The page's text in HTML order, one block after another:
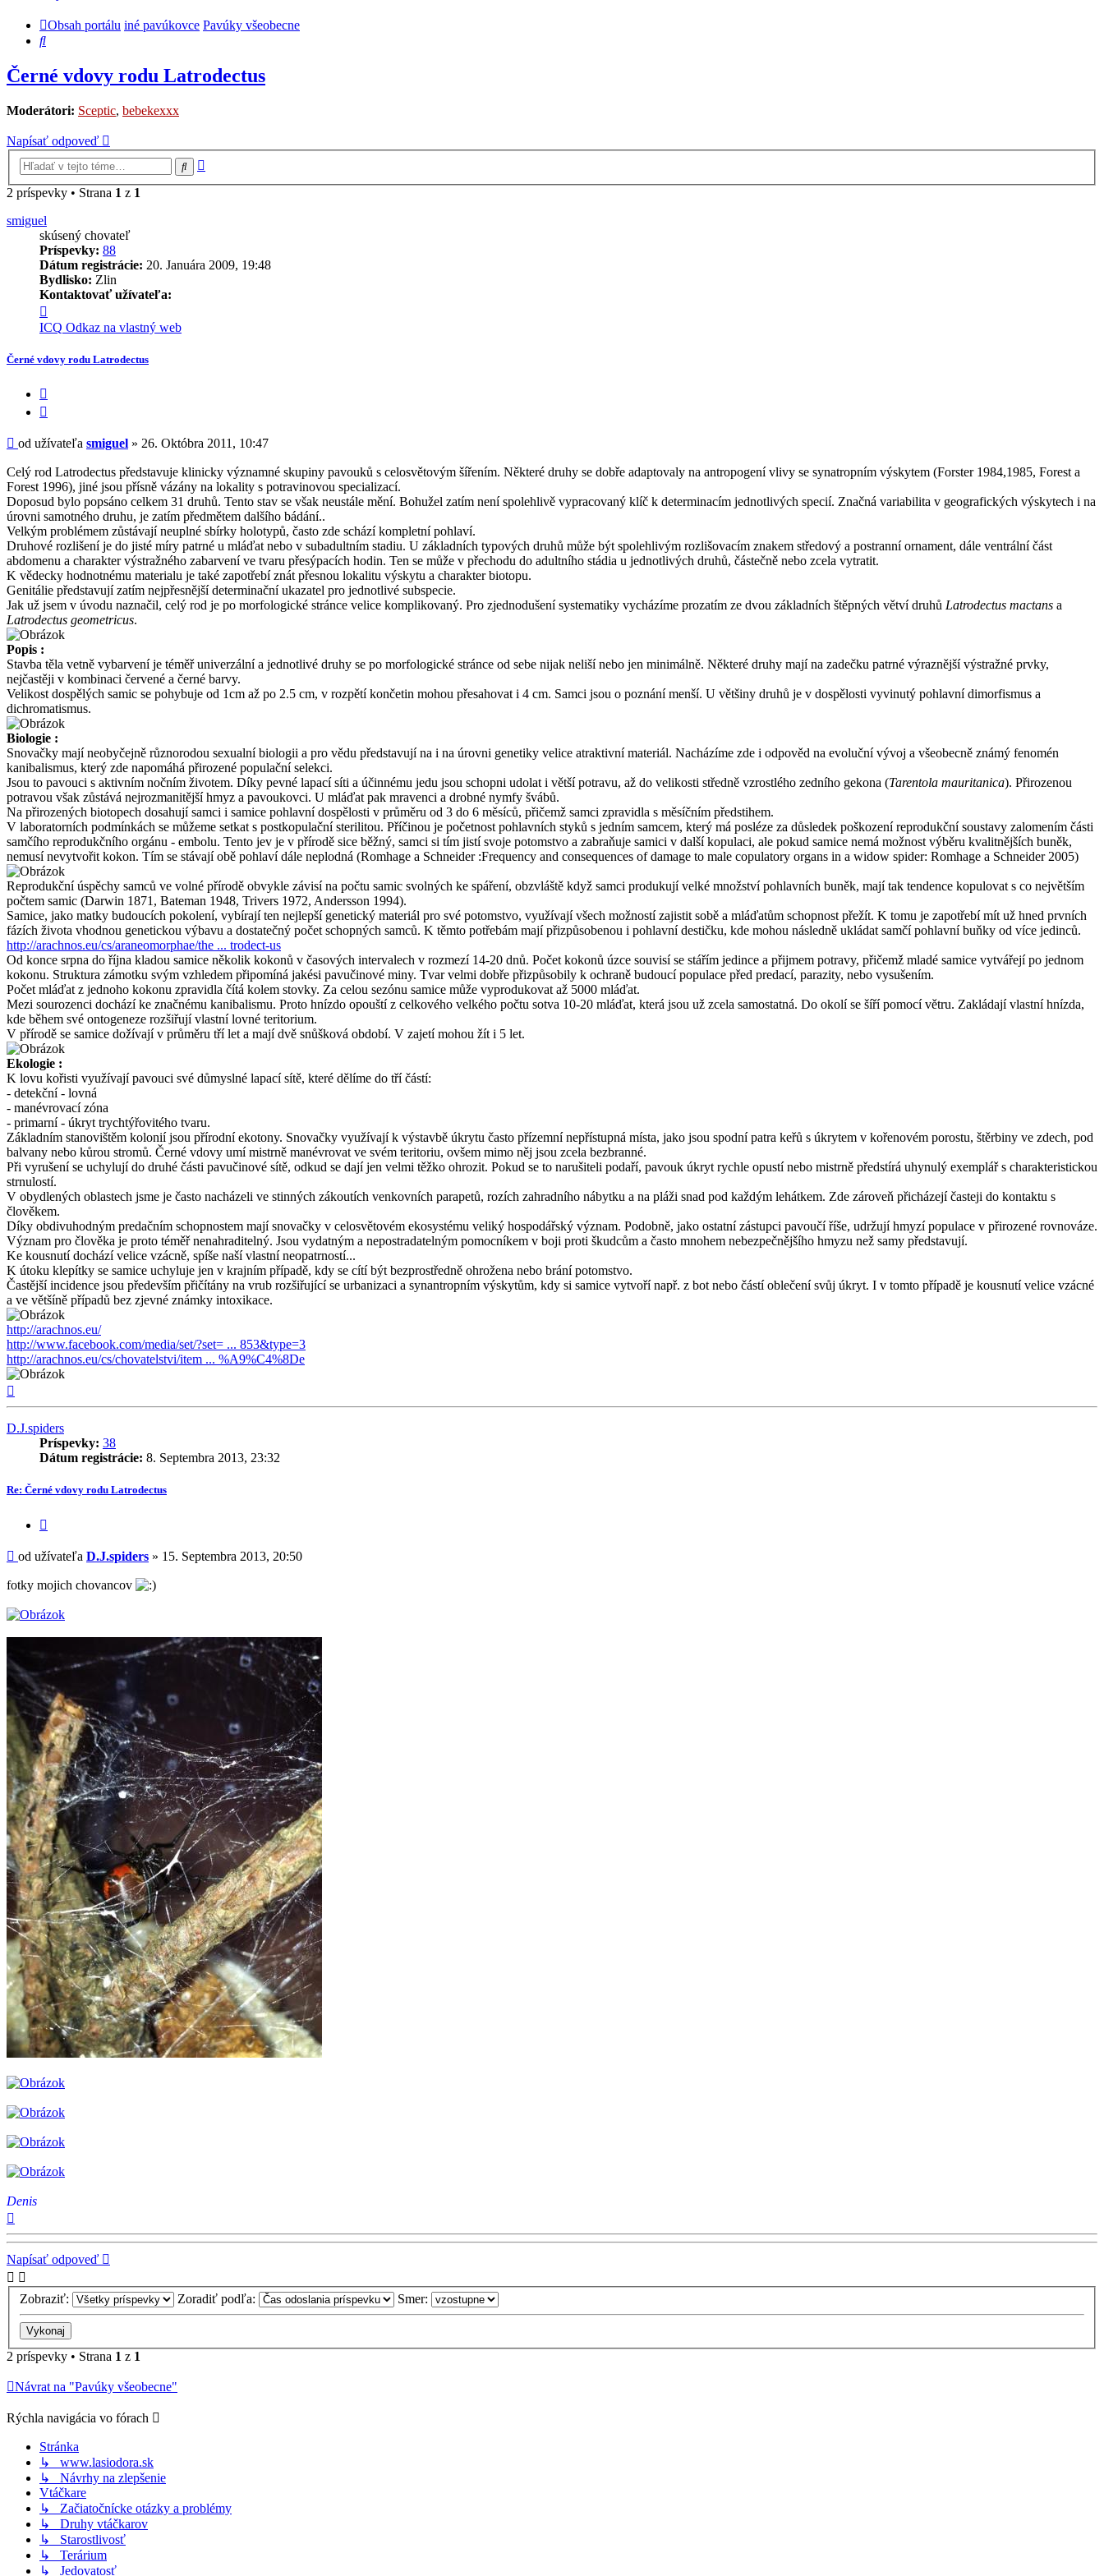
Obsah portálu iné pavúkovce Pavúky všeobecne
Hľadať
Černé vdovy rodu Latrodectus
Moderátori: Sceptic, bebekexxx
Napísať odpoveď
Hľadať
2 príspevky • Strana 1 z 1
smiguel
skúsený chovateľ
Príspevky: 88
Dátum registrácie: 20. Januára 2009, 19:48
Bydlisko: Zlin
Kontaktovať užívateľa:
informácie
užívateľa
-
smiguel
ICQ Odkaz na vlastný web
Černé vdovy rodu Latrodectus
Príspevok
od užívateľa smiguel » 26. Októbra 2011, 10:47
Celý rod Latrodectus představuje klinicky významné skupiny pavouků s celosvětovým šířením. Některé druhy se dobře adaptovaly na antropogení vlivy se synatropním výskytem (Forster 1984,1985, Forest a
Forest 1996), jiné jsou přísně vázány na lokality s potravinovou specializací.
Doposud bylo popsáno celkem 31 druhů. Tento stav se však neustále mění. Bohužel zatím není spolehlivě vypracovaný klíč k determinacím jednotlivých specií. Značná variabilita v geografických výskytech i na
úrovni samotného druhu, je zatím předmětem dalšího bádání..
Velkým problémem zůstávají neuplné sbírky holotypů, často zde schází kompletní pohlaví.
Druhové rozlišení je do jisté míry patrné u mláďat nebo v subadultním stadiu. U základních typových druhů může být spolehlivým rozlišovacím znakem středový a postranní ornament, dále ventrální část
abdomenu a charakter výstražného zabarvení ve tvaru přesýpacích hodin. Ten se může v přechodu do adultního stádia u jednotlivých druhů, částečně nebo zcela vytratit.
K vědecky hodnotnému materialu je také zapotřebí znát přesnou lokalitu výskytu a charakter biotopu.
Genitálie představují zatím nejpřesnější determinační ukazatel pro jednotlivé subspecie.
Jak už jsem v úvodu naznačil, celý rod je po morfologické stránce velice komplikovaný. Pro zjednodušení systematiky vycházíme prozatím ze dvou základních štěpných větví druhů Latrodectus mactans a
Latrodectus geometricus.
Popis :
Stavba těla vetně vybarvení je téměř univerzální a jednotlivé druhy se po morfologické stránce od sebe nijak neliší nebo jen minimálně. Některé druhy mají na zadečku patrné výraznější výstražné prvky,
nejčastěji v kombinaci červené a černé barvy.
Velikost dospělých samic se pohybuje od 1cm až po 2.5 cm, v rozpětí končetin mohou přesahovat i 4 cm. Samci jsou o poznání menší. U většiny druhů je v dospělosti vyvinutý pohlavní dimorfismus a
dichromatismus.
Biologie :
Snovačky mají neobyčejně různorodou sexualní biologii a pro vědu představují na i na úrovni genetiky velice atraktivní materiál. Nacházíme zde i odpověd na evoluční vývoj a všeobecně známý fenomén
kanibalismus, který zde napomáhá přirozené populační selekci.
Jsou to pavouci s aktivním nočním životem. Díky pevné lapací síti a účinnému jedu jsou schopni udolat i větší potravu, až do velikosti středně vzrostlého zedního gekona (Tarentola mauritanica). Přirozenou
potravou však zůstává nejrozmanitější hmyz a pavoukovci. U mláďat pak mravenci a drobné nymfy švábů.
Na přirozených biotopech dosahují samci i samice pohlavní dospělosti v průměru od 3 do 6 měsíců, přičemž samci zpravidla s měsíčním předstihem.
V laboratorních podmínkách se můžeme setkat s postkopulační sterilitou. Příčinou je početnost pohlavních styků s jedním samcem, který má posléze za důsledek poškození reprodukční soustavy zalomením části
samčího reprodukčního orgánu - embolu. Tento jev je v přírodě sice běžný, samci si tím jistí svoje potomstvo a zabraňuje samici v další kopulaci, ale pokud samice nemá možnost výběru kvalitnějších buněk,
nemusí nevytvořit kokon. Tím se stávají obě pohlaví dále neplodná (Romhage a Schneider :Frequency and consequences of damage to male copulatory organs in a widow spider: Romhage a Schneider 2005)
Reprodukční úspěchy samců ve volné přírodě obvykle závisí na počtu samic svolných ke spáření, obzvláště když samci produkují velké množství pohlavních buněk, mají tak tendence kopulovat s co největším
počtem samic (Darwin 1871, Bateman 1948, Trivers 1972, Andersson 1994).
Samice, jako matky budoucích pokolení, vybírají ten nejlepší genetický materiál pro své potomstvo, využívají všech možností zajistit sobě a mláďatům schopnost přežít. K tomu je zapotřebí mít už hned prvních
fázích života vhodnou genetickou výbavu a dostatečný počet schopných samců. K těmto potřebám mají přizpůsobenou i pohlavní destičku, kde mohou následně ukládat samčí pohlavní buňky od více jedinců.
http://arachnos.eu/cs/araneomorphae/the ... trodect-us
Od konce srpna do října kladou samice několik kokonů v časových intervalech v rozmezí 14-20 dnů. Počet kokonů úzce souvisí se stářím jedince a přijmem potravy, přičemž mladé samice vytvářejí po jednom
kokonu. Struktura zámotku svým vzhledem připomíná jakési pavučinové miny. Tvar velmi dobře přizpůsobily k ochraně budoucí populace před predací, parazity, nebo vysušením.
Počet mláďat z jednoho kokonu zpravidla čítá kolem stovky. Za celou sezónu samice může vyprodukovat až 5000 mláďat.
Mezi sourozenci dochází ke značnému kanibalismu. Proto hnízdo opouští z celkového velkého počtu sotva 10-20 mláďat, která jsou už zcela samostatná. Do okolí se šíří pomocí větru. Zakládají vlastní hnízda,
kde během své ontogeneze rozšiřují vlastní lovné teritorium.
V přírodě se samice dožívají v průměru tří let a mají dvě snůšková období. V zajetí mohou žít i 5 let.
Ekologie :
K lovu kořisti využívají pavouci své důmyslné lapací sítě, které dělíme do tří částí:
- detekční - lovná
- manévrovací zóna
- primarní - úkryt trychtýřovitého tvaru.
Základním stanovištěm kolonií jsou přírodní ekotony. Snovačky využívají k výstavbě úkrytu často přízemní nepřístupná místa, jako jsou spodní patra keřů s úkrytem v kořenovém porostu, štěrbiny ve zdech, pod
balvany nebo kůrou stromů. Černé vdovy umí mistrně manévrovat ve svém teritoriu, ovšem mimo něj jsou zcela bezbranné.
Při vyrušení se uchylují do druhé části pavučinové sítě, odkud se dají jen velmi těžko ohrozit. Pokud se to narušiteli podaří, pavouk úkryt rychle opustí nebo mistrně předstírá uhynulý exemplář s charakteristickou
strnulostí.
V obydlených oblastech jsme je často nacházeli ve stinných zákoutích venkovních parapetů, rozích zahradního nábytku a na pláži snad pod každým lehátkem. Zde zároveň přicházejí časteji do kontaktu s
člověkem.
Díky obdivuhodným predačním schopnostem mají snovačky v celosvětovém ekosystému veliký hospodářský význam. Podobně, jako ostatní zástupci pavoučí říše, udržují hmyzí populace v přirozené rovnováze.
Význam pro člověka je proto téměř nenahraditelný. Jsou vydatným a nepostradatelným pomocníkem v boji proti škudcům a často mnohem nebezpečnějšího hmyzu než samy představují.
Ke kousnutí dochází velice vzácně, spíše naší vlastní neopatrností...
K útoku klepítky se samice uchyluje jen v krajním případě, kdy se cítí být bezprostředně ohrožena nebo brání potomstvo.
Častější incidence jsou především přičítány na vrub rozšiřující se urbanizaci a synantropním výskytům, kdy si samice vytvoří např. z bot nebo částí oblečení svůj úkryt. I v tomto případě je kousnutí velice vzácné
a ve většíně případů bez zjevné známky intoxikace.
http://arachnos.eu/
http://www.facebook.com/media/set/?set= ... 853&type=3
http://arachnos.eu/cs/chovatelstvi/item ... %A9%C4%8De
D.J.spiders
Príspevky: 38
Dátum registrácie: 8. Septembra 2013, 23:32
Re: Černé vdovy rodu Latrodectus
Príspevok
od užívateľa D.J.spiders » 15. Septembra 2013, 20:50
fotky mojich chovancov
Denis
Napísať odpoveď
Zobraziť: Zoradiť podľa: Smer:
2 príspevky • Strana 1 z 1
Návrat na "Pavúky všeobecne"
Rýchla navigácia vo fórach
Stránka
↳ www.lasiodora.sk
↳ Návrhy na zlepšenie
Vtáčkare
↳ Začiatočnícke otázky a problémy
↳ Druhy vtáčkarov
↳ Starostlivosť
↳ Terárium
↳ Jedovatosť